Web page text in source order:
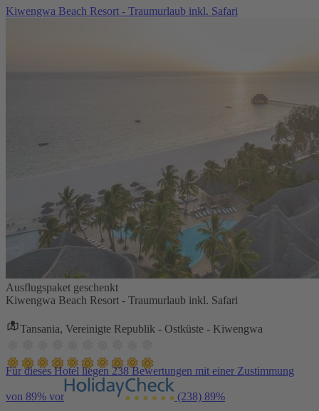
Kiwengwa Beach Resort - Traumurlaub inkl. Safari
Ausflugspaket geschenkt
Kiwengwa Beach Resort - Traumurlaub inkl. Safari
Tansania, Vereinigte Republik - Ostküste - Kiwengwa
Für dieses Hotel liegen 238 Bewertungen mit einer Zustimmung
von 89% vor (238) 89%